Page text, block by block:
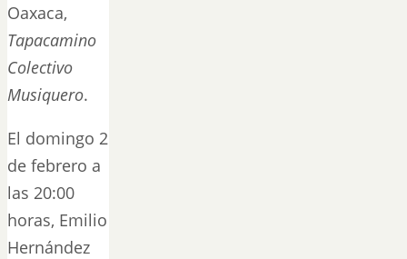
Oaxaca,
Tapacamino
Colectivo
Musiquero.
El domingo 2
de febrero a
las 20:00
horas, Emilio
Hernández